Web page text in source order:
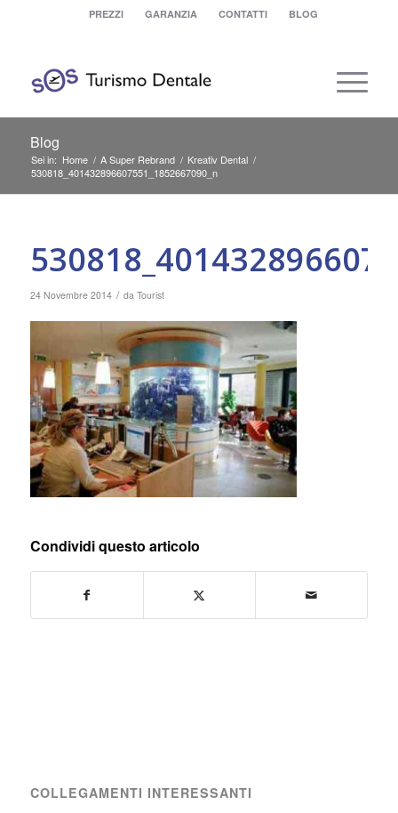
PREZZI GARANZIA CONTATTI BLOG
Blog
Sei in: Home / A Super Rebrand / Kreativ Dental /
530818_401432896607551_1852667090_n
24 Novembre 2014 / da Tourist
Condividi questo articolo
COLLEGAMENTI INTERESSANTI